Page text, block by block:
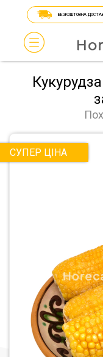
БЕЗКОШТОВНА
СУПЕР ЦІНА